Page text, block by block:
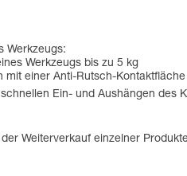
Werkzeugs:
Werkzeugs bis zu 5 kg
einer Anti-Rutsch-
Ein- und Aushängen des
Weiterverkauf einzelner